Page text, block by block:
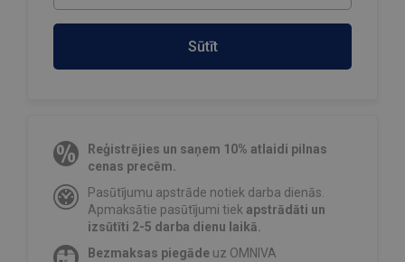
Sūtīt
Reģistrējies un saņem 10% atlaidi pilnas
cenas precēm.
Pasūtījumu apstrāde notiek darba dienās.
Apmaksātie pasūtījumi tiekapstrādāti un
izsūtīti 2-5 darba dienu laikā.
Bezmaksas piegāde uz OMNIVA